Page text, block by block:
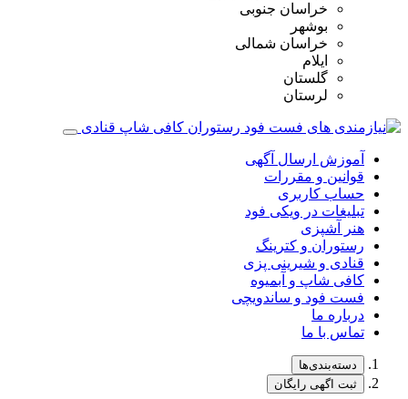
خراسان جنوبی
بوشهر
خراسان شمالی
ایلام
گلستان
لرستان
آموزش ارسال آگهی
قوانین و مقررات
حساب کاربری
تبلیغات در ویکی فود
هنر آشپزی
رستوران و کترینگ
قنادی و شیرینی پزی
کافی شاپ و آبمیوه
فست فود و ساندویچی
درباره ما
تماس با ما
دسته‌بندی‌ها
ثبت اگهی رایگان